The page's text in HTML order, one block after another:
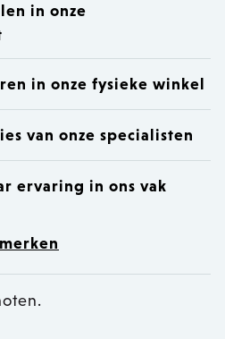
in onze
in onze fysieke winkel
van onze specialisten
ervaring in ons vak